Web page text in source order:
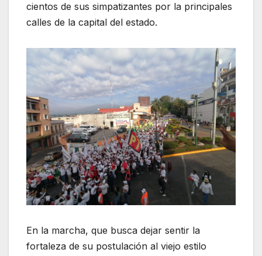
cientos de sus simpatizantes por la principales
calles de la capital del estado.
En la marcha, que busca dejar sentir la
fortaleza de su postulación al viejo estilo